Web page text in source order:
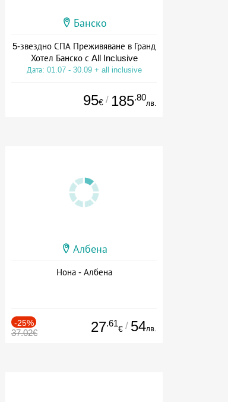
Банско
5-звездно СПА Преживяване в Гранд
Хотел Банско с All Inclusive
Дата: 01.07 - 30.09 + all inclusive
95€ / 185.80
лв.
Албена
Нона - Албена
-25%
37.02€ 27.61
€ / 54лв.